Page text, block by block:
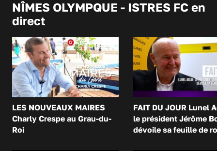
NÎMES OLYMPQUE - ISTRES FC en
direct
LES NOUVEAUX MAIRES
Charly Crespe au Grau-du-
Roi
FAIT DU JOUR Lunel
le président Jérôme
dévoile sa feuille de